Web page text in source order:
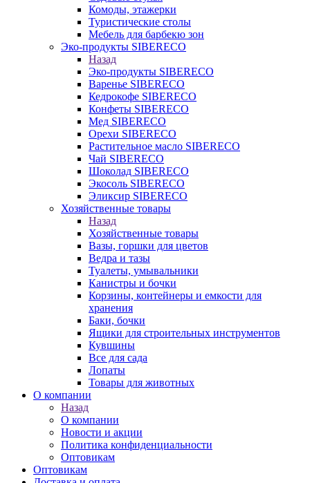
Комоды, этажерки
Туристические столы
Мебель для барбекю зон
Эко-продукты SIBERECO
Назад
Эко-продукты SIBERECO
Варенье SIBERECO
Кедрокофе SIBERECO
Конфеты SIBERECO
Мед SIBERECO
Орехи SIBERECO
Растительное масло SIBERECO
Чай SIBERECO
Шоколад SIBERECO
Экосоль SIBERECO
Эликсир SIBERECO
Хозяйственные товары
Назад
Хозяйственные товары
Вазы, горшки для цветов
Ведра и тазы
Туалеты, умывальники
Канистры и бочки
Корзины, контейнеры и емкости для
хранения
Баки, бочки
Ящики для строительных инструментов
Кувшины
Все для сада
Лопаты
Товары для животных
О компании
Назад
О компании
Новости и акции
Политика конфиденциальности
Оптовикам
Оптовикам